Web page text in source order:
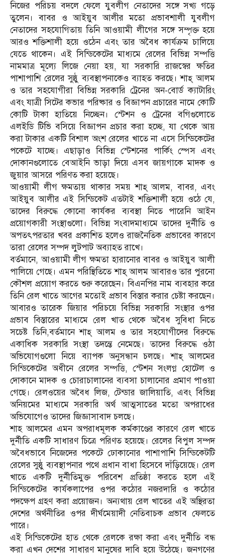
নিজের পরিচয় বদলে ফেলে যুবলীগ নেতাদের সঙ্গে সখ্য গড়ে
তুলেন। বাবর ও আইয়ুব আলীর মতো প্রভাবশালী যুবলীগ
নেতাদের সহযোগিতায় তিনি আওয়ামী লীগের সঙ্গে সম্পৃক্ত হয়ে
আরও শক্তিশালী হয়ে ওঠেন এবং তার অবৈধ কার্যক্রম চালিয়ে
যেতে থাকেন। এই সিন্ডিকেটের মাধ্যমে রেলের বিভিন্ন সম্পত্তি
নামমাত্র মূল্যে লিজে নেয়া হয়, যা সরকারি রাজস্বের ক্ষতির
পাশাপাশি রেলের সুষ্ঠু ব্যবস্থাপনাকেও ব্যাহত করছে। শাহ্ আলম
ও তার সহযোগীরা বিভিন্ন সরকারি ট্রেনের অন-বোর্ড ক্যাটারিং
এবং যাত্রী সিটের কভার পরিষ্কার ও বিজ্ঞাপন প্রচারের নামে কোটি
কোটি টাকা হাতিয়ে নিচ্ছেন। স্টেশন ও ট্রেনের বগিগুলোতে
এলইডি টিভি বসিয়ে বিজ্ঞাপন প্রচার করা হচ্ছে, যা থেকে আয়
করা টাকার একটি বিশাল অংশ রেলের খাতে না এসে সিন্ডিকেটের
পকেটে যাচ্ছে। এছাড়াও বিভিন্ন স্টেশনের পার্কিং স্পেস এবং
দোকানগুলোতে বেআইনি ভাড়া দিয়ে এসব জায়গাকে মাদক ও
জুয়ার আসরে পরিণত করা হয়েছে।
আওয়ামী লীগ ক্ষমতায় থাকার সময় শাহ্ আলম, বাবর, এবং
আইয়ুব আলীর এই সিন্ডিকেট এতটাই শক্তিশালী হয়ে ওঠে যে,
তাদের বিরুদ্ধে কোনো কার্যকর ব্যবস্থা নিতে পারেনি আইন
প্রয়োগকারী সংস্থাগুলো। বিভিন্ন সংবাদমাধ্যমে তাদের দুর্নীতি ও
অপতৎপরতার খবর প্রকাশিত হলেও রাজনৈতিক প্রভাবের কারণে
তারা রেলের সম্পদ লুটপাট অব্যাহত রাখে।
বর্তমানে, আওয়ামী লীগ ক্ষমতা হারানোর বাবর ও আইয়ুব আলী
পালিয়ে গেছে। এমন পরিস্থিতিতে শাহ্ আলম আবারও তার পুরনো
কৌশল প্রয়োগ করতে শুরু করেছেন। বিএনপির নাম ব্যবহার করে
তিনি রেল খাতে আগের মতোই প্রভাব বিস্তার করার চেষ্টা করছেন।
আবারও তারেক জিয়ার পরিচয়ে বিভিন্ন সরকারি সংস্থার ওপর
প্রভাব বিস্তারের মাধ্যমে রেল খাত থেকে অবৈধ সুবিধা নিতে
সচেষ্ট তিনি,বর্তমানে শাহ্ আলম ও তার সহযোগীদের বিরুদ্ধে
একাধিক সরকারি সংস্থা তদন্তে নেমেছে। তাদের বিরুদ্ধে ওঠা
অভিযোগগুলো নিয়ে ব্যাপক অনুসন্ধান চলছে। শাহ্ আলমের
সিন্ডিকেটের অধীনে রেলের সম্পত্তি, স্টেশন সংলগ্ন হোটেল ও
দোকানে মাদক ও চোরাচালানের ব্যবসা চালানোর প্রমাণ পাওয়া
গেছে। রেলওয়ের অবৈধ লিজ, টেন্ডার জালিয়াতি, এবং বিভিন্ন
অনিয়মের মাধ্যমে সরকারি অর্থ আত্মসাতের মতো অপরাধের
অভিযোগেও তাদের জিজ্ঞাসাবাদ চলছে।
শাহ আলমের এমন অপরাধমূলক কর্মকাণ্ডের কারণে রেল খাতে
দুর্নীতি একটি সাধারণ চিত্রে পরিণত হয়েছে। রেলের বিপুল সম্পদ
অবৈধভাবে নিজেদের পকেটে ঢোকানোর পাশাপাশি সিন্ডিকেটটি
রেলের সুষ্ঠু ব্যবস্থাপনার পথে প্রধান বাধা হিসেবে দাঁড়িয়েছে। রেল
খাতে একটি দুর্নীতিমুক্ত পরিবেশ প্রতিষ্ঠা করতে হলে এই
সিন্ডিকেটের কার্যকলাপের ওপর কঠোর নজরদারি ও কঠোর
পদক্ষেপ গ্রহণ করা প্রয়োজন। অন্যথায় রেল খাতের এই অস্থিরতা
দেশের অর্থনীতির ওপর দীর্ঘমেয়াদী নেতিবাচক প্রভাব ফেলতে
পারে।
এই সিন্ডিকেটের হাত থেকে রেলকে রক্ষা করা এবং দুর্নীতি বন্ধ
করা এখন দেশের সাধারণ মানুষের দাবি হয়ে উঠেছে। জনগণের